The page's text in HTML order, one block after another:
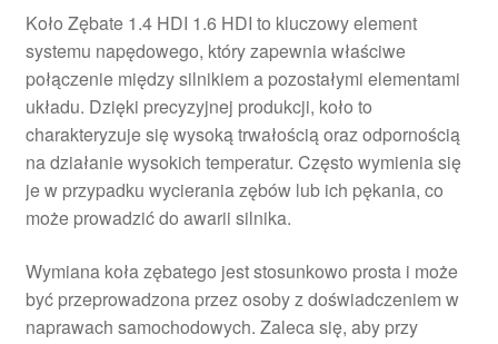
Koło Zębate 1.4 HDI 1.6 HDI to kluczowy element
systemu napędowego, który zapewnia właściwe
połączenie między silnikiem a pozostałymi elementami
układu. Dzięki precyzyjnej produkcji, koło to
charakteryzuje się wysoką trwałością oraz odpornością
na działanie wysokich temperatur. Często wymienia się
je w przypadku wycierania zębów lub ich pękania, co
może prowadzić do awarii silnika.
Wymiana koła zębatego jest stosunkowo prosta i może
być przeprowadzona przez osoby z doświadczeniem w
naprawach samochodowych. Zaleca się, aby przy